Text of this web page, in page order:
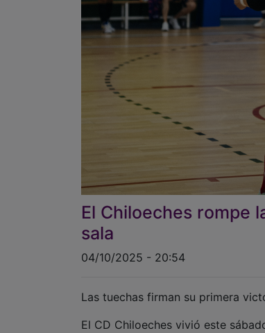
El Chiloeches rompe
sala
04/10/2025 - 20:54
Las tuechas firman su primera
El CD Chiloeches vivió este